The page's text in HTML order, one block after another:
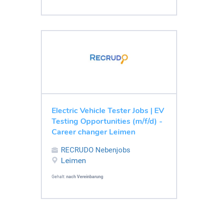
Electric Vehicle Tester Jobs | EV
Testing Opportunities (m/f/d) -
Career changer Leimen
RECRUDO Nebenjobs
Leimen
Gehalt: nach Vereinbarung